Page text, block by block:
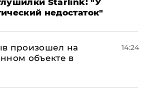
Starlink: "У
недостаток"
произошел на
объекте в
14:24